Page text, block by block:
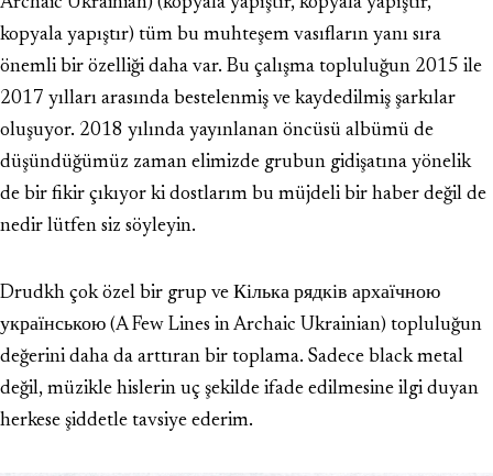
kopyala yapıştır) tüm bu muhteşem vasıfların yanı sıra
önemli bir özelliği daha var. Bu çalışma topluluğun 2015 ile
2017 yılları arasında bestelenmiş ve kaydedilmiş şarkılar
oluşuyor. 2018 yılında yayınlanan öncüsü albümü de
düşündüğümüz zaman elimizde grubun gidişatına yönelik
de bir fikir çıkıyor ki dostlarım bu müjdeli bir haber değil de
nedir lütfen siz söyleyin.
Drudkh çok özel bir grup ve Кілька рядків архаїчною
українською (A Few Lines in Archaic Ukrainian) topluluğun
değerini daha da arttıran bir toplama. Sadece black metal
değil, müzikle hislerin uç şekilde ifade edilmesine ilgi duyan
herkese şiddetle tavsiye ederim.